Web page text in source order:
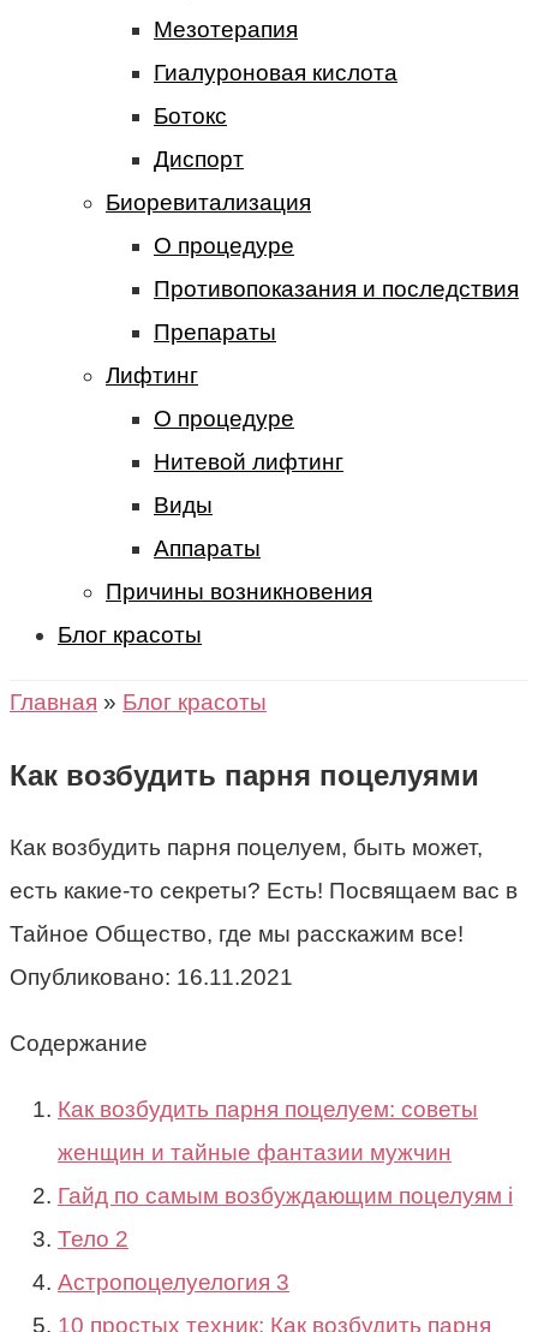
Мезотерапия
Гиалуроновая кислота
Ботокс
Диспорт
Биоревитализация
О процедуре
Противопоказания и последствия
Препараты
Лифтинг
О процедуре
Нитевой лифтинг
Виды
Аппараты
Причины возникновения
Блог красоты
Главная » Блог красоты
Как возбудить парня поцелуями
Как возбудить парня поцелуем, быть может,
есть какие-то секреты? Есть! Посвящаем вас в
Тайное Общество, где мы расскажим все!
Опубликовано: 16.11.2021
Содержание
Как возбудить парня поцелуем: советы
женщин и тайные фантазии мужчин
Гайд по самым возбуждающим поцелуям i
Тело 2
Астропоцелуелогия 3
10 простых техник: Как возбудить парня